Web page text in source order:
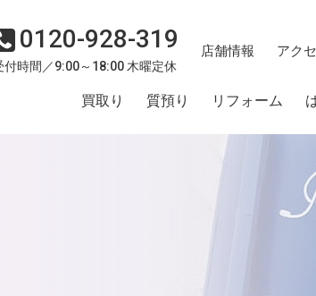
0120-928-319
付時間／9:00～18:00 木曜定休
店舗情報 アク
買取り 質預り リフォーム